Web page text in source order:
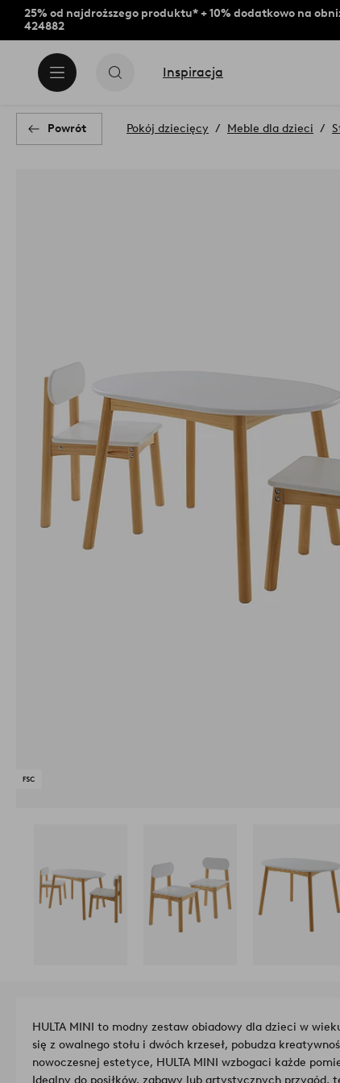
25% od najdroższego produktu* + 10% dodatkowo na
424882
Inspiracja
Powrót Pokój dziecięcy Meble dla dzieci
HULTA MINI to modny zestaw obiadowy dla dzieci w
się z owalnego stołu i dwóch krzeseł, pobudza
nowoczesnej estetyce, HULTA MINI wzbogaci każde
Idealny do posiłków, zabawy lub artystycznych przygód,